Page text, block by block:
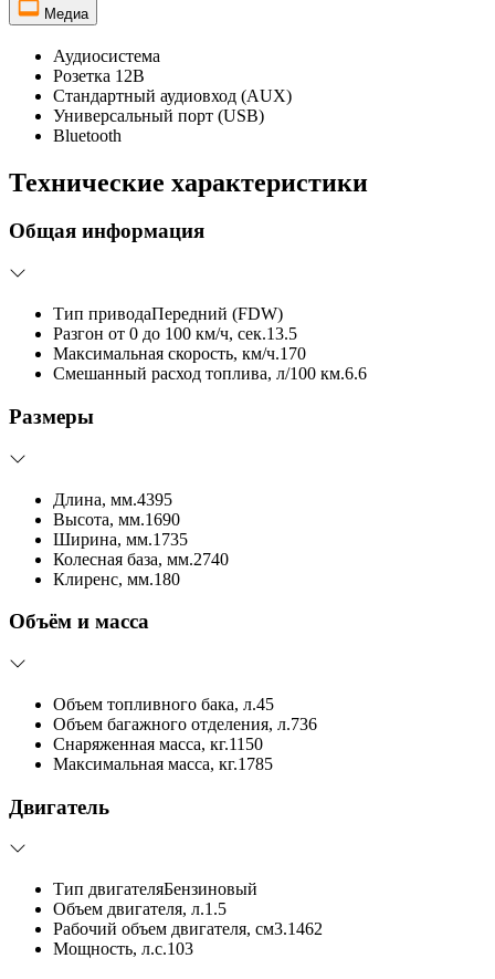
Медиа
Аудиосистема
Розетка 12В
Стандартный аудиовход (AUX)
Универсальный порт (USB)
Bluetooth
Технические характеристики
Общая информация
Тип приводаПередний (FDW)
Разгон от 0 до 100 км/ч, сек.13.5
Максимальная скорость, км/ч.170
Смешанный расход топлива, л/100 км.6.6
Размеры
Длина, мм.4395
Высота, мм.1690
Ширина, мм.1735
Колесная база, мм.2740
Клиренс, мм.180
Объём и масса
Объем топливного бака, л.45
Объем багажного отделения, л.736
Снаряженная масса, кг.1150
Максимальная масса, кг.1785
Двигатель
Тип двигателяБензиновый
Объем двигателя, л.1.5
Рабочий объем двигателя, см3.1462
Мощность, л.с.103